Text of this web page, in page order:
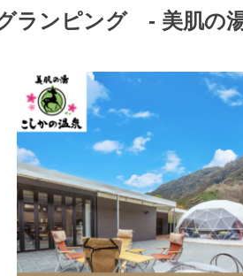
ランピング - 美肌の